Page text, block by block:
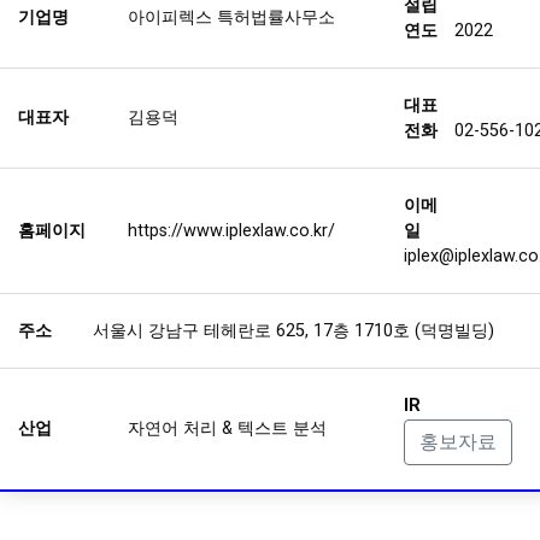
기업명 아이피렉스 특허법률사무소
설립
연도
2022
대표자 김용덕
대표
전화
02-556-
홈페이지 https://www.iplexlaw.co.kr/
이메
일
주소 서울시 강남구 테헤란로 625, 17층 1710호 (덕명빌딩)
산업 자연어 처리 & 텍스트 분석
IR
홍보자료